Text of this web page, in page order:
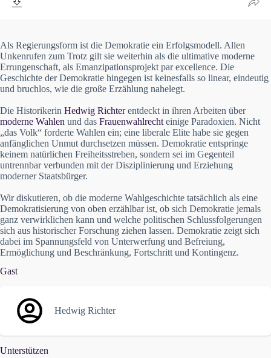
Als Regierungsform ist die Demokratie ein Erfolgsmodell. Allen
Unkenrufen zum Trotz gilt sie weiterhin als die ultimative moderne
Errungenschaft, als Emanzipationsprojekt par excellence. Die
Geschichte der Demokratie hingegen ist keinesfalls so linear, eindeutig
und bruchlos, wie die große Erzählung nahelegt.
Die Historikerin Hedwig Richterentdeckt in ihren Arbeiten über
moderne Wahlen und das Frauenwahlrecht einige Paradoxien. Nicht
„das Volk“ forderte Wahlen ein; eine liberale Elite habe sie gegen
anfänglichen Unmut durchsetzen müssen. Demokratie entspringe
keinem natürlichen Freiheitsstreben, sondern sei im Gegenteil
untrennbar verbunden mit der Disziplinierung und Erziehung
moderner Staatsbürger.
Wir diskutieren, ob die moderne Wahlgeschichte tatsächlich als eine
Demokratisierung von oben erzählbar ist, ob sich Demokratie jemals
ganz verwirklichen kann und welche politischen Schlussfolgerungen
sich aus historischer Forschung ziehen lassen. Demokratie zeigt sich
dabei im Spannungsfeld von Unterwerfung und Befreiung,
Ermöglichung und Beschränkung, Fortschritt und Kontingenz.
Gast
Hedwig Richter
Unterstützen